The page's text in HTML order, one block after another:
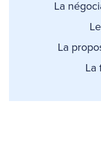
La
La
La